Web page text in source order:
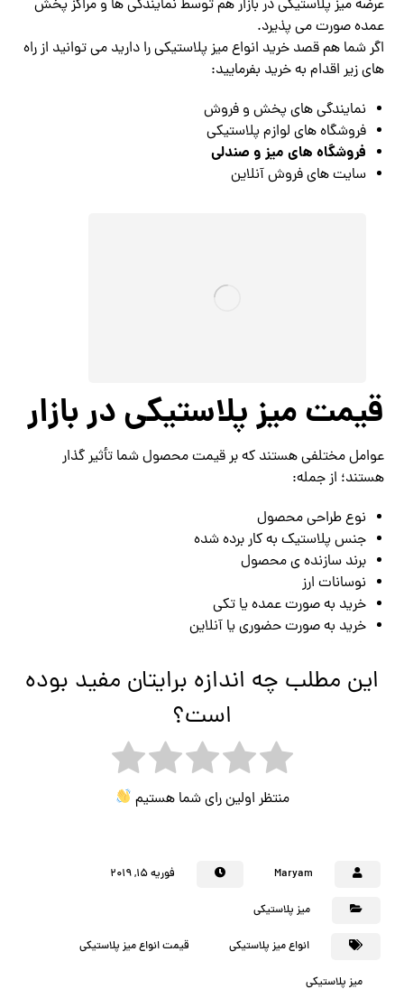
عرضه میز پلاستیکی در بازار هم توسط نمایندگی ها و مراکز پخش
عمده صورت می پذیرد.
اگر شما هم قصد خرید انواع میز پلاستیکی را دارید می توانید از راه
های زیر اقدام به خرید بفرمایید:
نمایندگی های پخش و فروش
فروشگاه های لوازم پلاستیکی
فروشگاه های میز و صندلی
سایت های فروش آنلاین
قیمت میز پلاستیکی در بازار
عوامل مختلفی هستند که بر قیمت محصول شما تأثیر گذار
هستند؛ از جمله:
نوع طراحی محصول
جنس پلاستیک به کار برده شده
برند سازنده ی محصول
نوسانات ارز
خرید به صورت عمده یا تکی
خرید به صورت حضوری یا آنلاین
این مطلب چه اندازه برایتان مفید بوده
است؟
منتظر اولین رای شما هستیم
Maryam فوریه ۱۵, ۲۰۱۹
میز پلاستیکی
انواع میز پلاستیکی قیمت انواع میز پلاستیکی
میز پلاستیکی